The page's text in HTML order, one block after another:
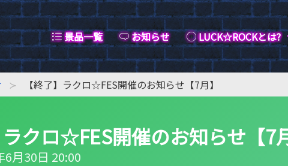
景品一覧 お知らせ LUCK☆ROCKとは?
【終了】ラクロ☆FES開催のお知らせ【7月】
ラクロ☆FES開催のお知らせ【7
6月30日 20:00